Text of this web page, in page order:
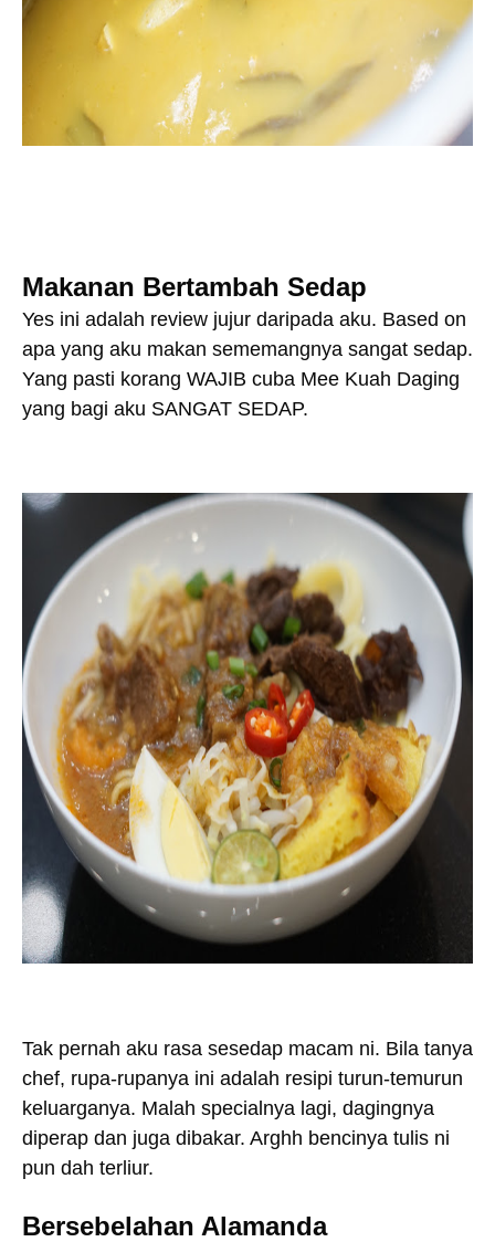
Makanan Bertambah Sedap
Yes ini adalah review jujur daripada aku. Based on
apa yang aku makan sememangnya sangat sedap.
Yang pasti korang WAJIB cuba Mee Kuah Daging
yang bagi aku SANGAT SEDAP.
Tak pernah aku rasa sesedap macam ni. Bila tanya
chef, rupa-rupanya ini adalah resipi turun-temurun
keluarganya. Malah specialnya lagi, dagingnya
diperap dan juga dibakar. Arghh bencinya tulis ni
pun dah terliur.
Bersebelahan Alamanda